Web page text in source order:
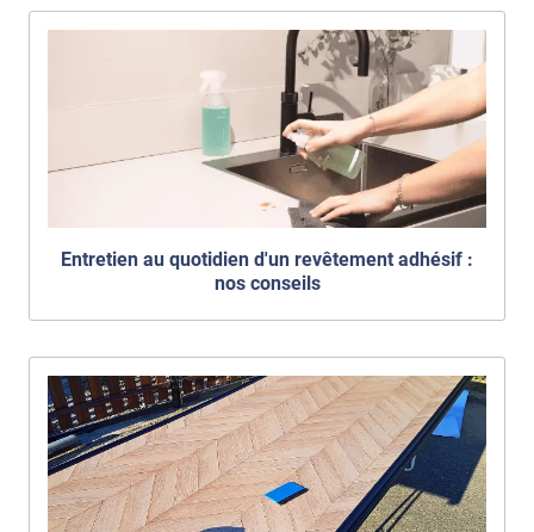
Entretien au quotidien d'un revêtement adhésif :
nos conseils